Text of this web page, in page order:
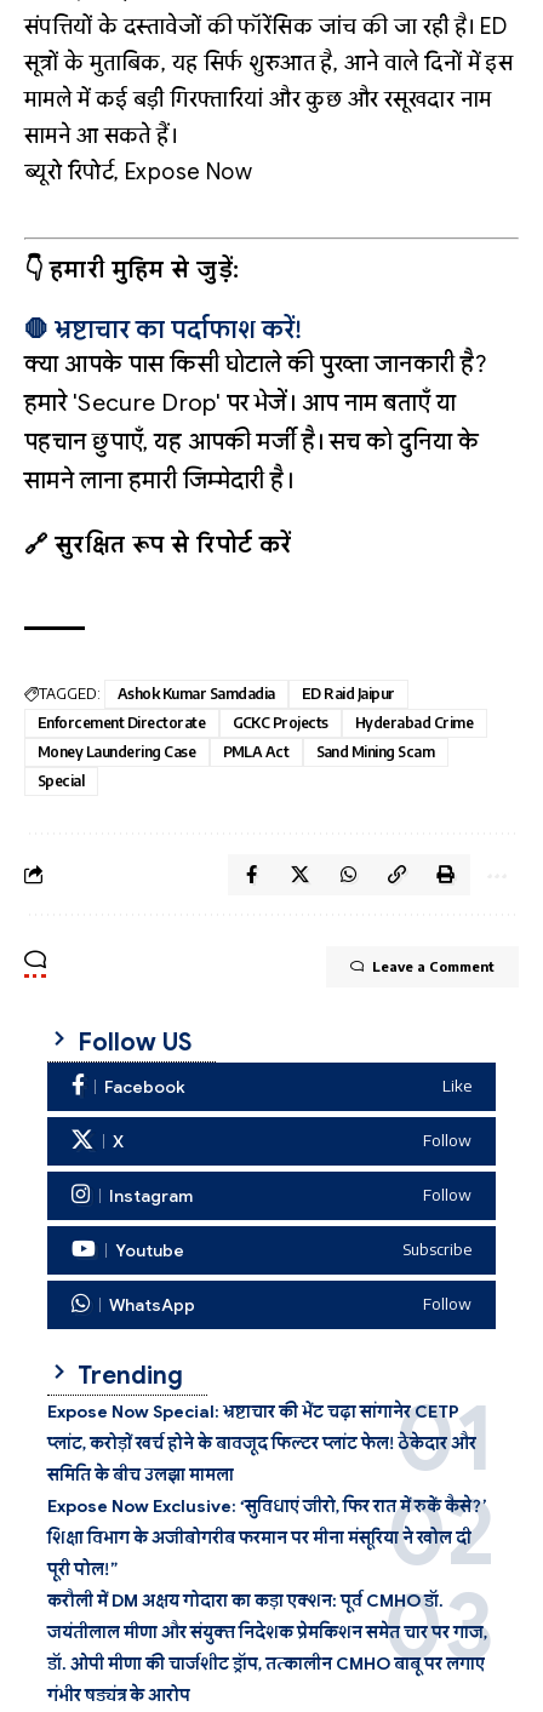
संपत्तियों के दस्तावेजों की फॉरेंसिक जांच की जा रही है। ED
सूत्रों के मुताबिक, यह सिर्फ शुरुआत है, आने वाले दिनों में इस
मामले में कई बड़ी गिरफ्तारियां और कुछ और रसूखदार नाम
सामने आ सकते हैं।
ब्यूरो रिपोर्ट, Expose Now
👇 हमारी मुहिम से जुड़ें:
🛑 भ्रष्टाचार का पर्दाफाश करें!
क्या आपके पास किसी घोटाले की पुख्ता जानकारी है?
हमारे 'Secure Drop' पर भेजें। आप नाम बताएँ या
पहचान छुपाएँ, यह आपकी मर्जी है। सच को दुनिया के
सामने लाना हमारी जिम्मेदारी है।
🔗 सुरक्षित रूप से रिपोर्ट करें
TAGGED: Ashok Kumar Samdadia
ED Raid Jaipur
Enforcement Directorate
GCKC Projects
Hyderabad Crime
Money Laundering Case
PMLA Act
Sand Mining Scam
Special
Leave a Comment
Follow US
Facebook Like
X Follow
Instagram Follow
Youtube Subscribe
WhatsApp Follow
Trending
Expose Now Special: भ्रष्टाचार की भेंट चढ़ा सांगानेर CETP
प्लांट, करोड़ों खर्च होने के बावजूद फिल्टर प्लांट फेल! ठेकेदार और
समिति के बीच उलझा मामला
Expose Now Exclusive: ‘सुविधाएं जीरो, फिर रात में रुकें कैसे?’
शिक्षा विभाग के अजीबोगरीब फरमान पर मीना मंसूरिया ने खोल दी
पूरी पोल!”
करौली में DM अक्षय गोदारा का कड़ा एक्शन: पूर्व CMHO डॉ.
जयंतीलाल मीणा और संयुक्त निदेशक प्रेमकिशन समेत चार पर गाज,
डॉ. ओपी मीणा की चार्जशीट ड्रॉप, तत्कालीन CMHO बाबू पर लगाए
गंभीर षड्यंत्र के आरोप